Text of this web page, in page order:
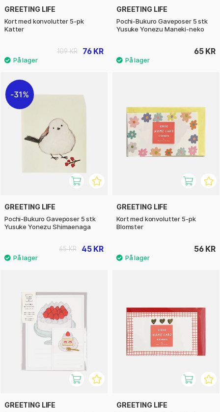
GREETING LIFE
Kort med konvolutter 5-pk
Katter
76 KR
109 KR
GREETING LIFE
Pochi-Bukuro Gaveposer 5 stk
Yusuke Yonezu Maneki-neko
65 KR
31%
GREETING LIFE
Pochi-Bukuro Gaveposer 5 stk
Yusuke Yonezu Shimaenaga
45 KR
65 KR
GREETING LIFE
Kort med konvolutter 5-pk
Blomster
56 KR
GREETING LIFE GREETING LIFE